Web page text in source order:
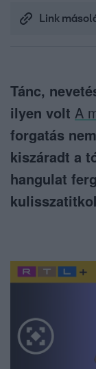
Link
Tánc,
ilyen volt A
forgatás
kiszáradt a
hangulat